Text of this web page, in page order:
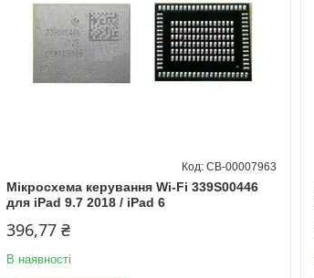
Мікросхема керування Wi-Fi 339S00446
для iPad 9.7 2018 / iPad 6
CB-00007963
396,77 ₴
В наявності